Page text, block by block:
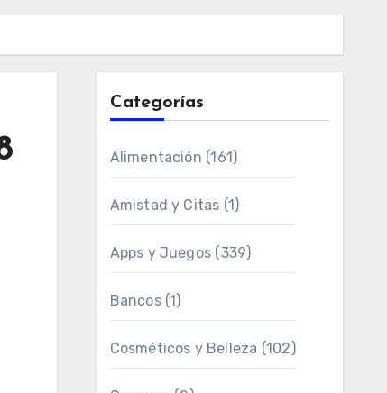
Categorías
Alimentación (161)
Amistad y Citas (1)
Apps y Juegos (339)
Bancos(1)
Cosméticos y Belleza (102)